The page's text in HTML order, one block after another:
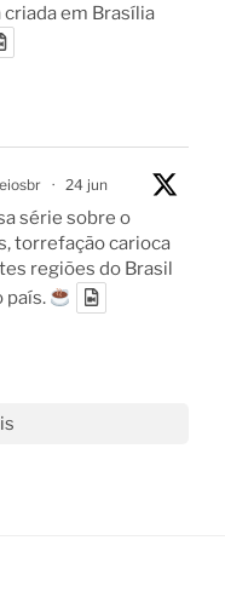
em Brasília
· 24 jun
série sobre o
torrefação carioca
regiões do Brasil
país.